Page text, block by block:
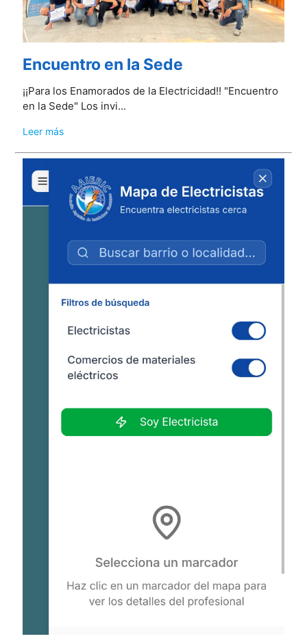
Encuentro en la Sede
¡¡Para los Enamorados de la Electricidad!! "Encuentro
en la Sede" Los invi...
Leer más